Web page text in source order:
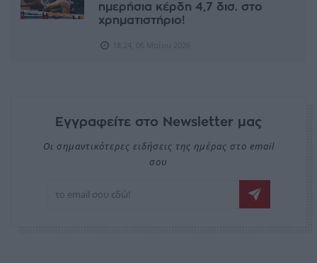
ημερήσια κέρδη 4,7 δισ. στο
χρηματιστήριο!
Εγγραφείτε στο Newsletter μας
Οι σημαντικότερες ειδήσεις της ημέρας στο email
σου